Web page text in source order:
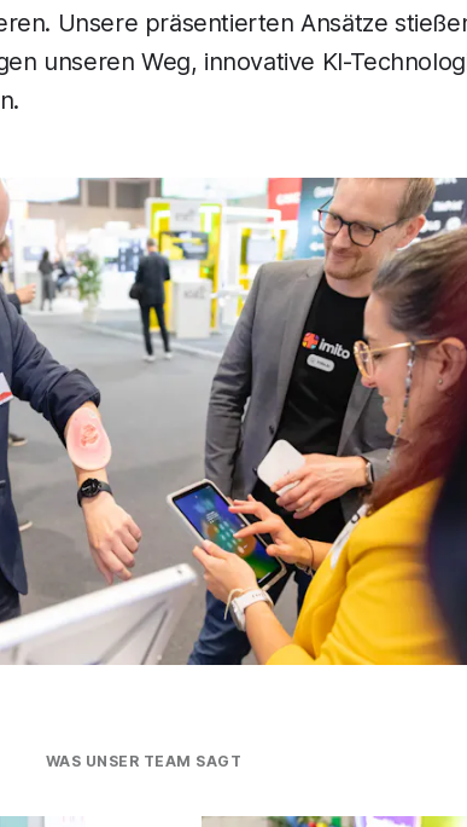
Unsere präsentierten Ansätze
unseren Weg, innovative KI-
WAS UNSER TEAM SAGT